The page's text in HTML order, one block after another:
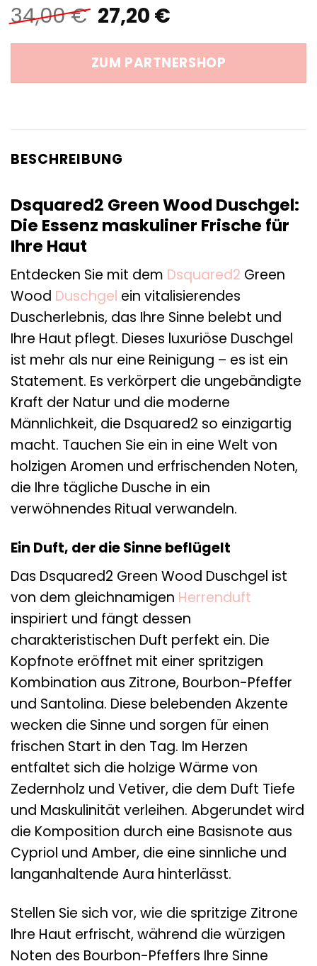
34,00€ Ursprünglicher
Preis
war:
34,00 €
27,20 €Aktueller
ist:
27,20 €.
ZUM PARTNERSHOP
BESCHREIBUNG
Dsquared2 Green Wood Duschgel:
Die Essenz maskuliner Frische für
Ihre Haut
Entdecken Sie mit dem Dsquared2 Green
Wood Duschgel ein vitalisierendes
Duscherlebnis, das Ihre Sinne belebt und
Ihre Haut pflegt. Dieses luxuriöse Duschgel
ist mehr als nur eine Reinigung – es ist ein
Statement. Es verkörpert die ungebändigte
Kraft der Natur und die moderne
Männlichkeit, die Dsquared2 so einzigartig
macht. Tauchen Sie ein in eine Welt von
holzigen Aromen und erfrischenden Noten,
die Ihre tägliche Dusche in ein
verwöhnendes Ritual verwandeln.
Ein Duft, der die Sinne beflügelt
Das Dsquared2 Green Wood Duschgel ist
von dem gleichnamigen Herrenduft
inspiriert und fängt dessen
charakteristischen Duft perfekt ein. Die
Kopfnote eröffnet mit einer spritzigen
Kombination aus Zitrone, Bourbon-Pfeffer
und Santolina. Diese belebenden Akzente
wecken die Sinne und sorgen für einen
frischen Start in den Tag. Im Herzen
entfaltet sich die holzige Wärme von
Zedernholz und Vetiver, die dem Duft Tiefe
und Maskulinität verleihen. Abgerundet wird
die Komposition durch eine Basisnote aus
Cypriol und Amber, die eine sinnliche und
langanhaltende Aura hinterlässt.
Stellen Sie sich vor, wie die spritzige Zitrone
Ihre Haut erfrischt, während die würzigen
Noten des Bourbon-Pfeffers Ihre Sinne